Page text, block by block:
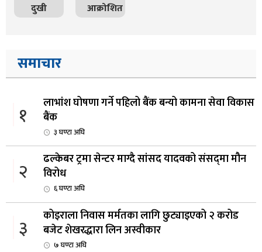
दुखी आक्रोशित
समाचार
१
लाभांश घोषणा गर्ने पहिलो बैंक बन्यो कामना सेवा विकास
बैंक
३ घण्टा अघि
२
ढल्केबर ट्रमा सेन्टर माग्दै सांसद यादवको संसद्‌मा मौन
विरोध
६ घण्टा अघि
३
कोइराला निवास मर्मतका लागि छुट्याइएको २ करोड
बजेट शेखरद्धारा लिन अस्वीकार
७ घण्टा अघि